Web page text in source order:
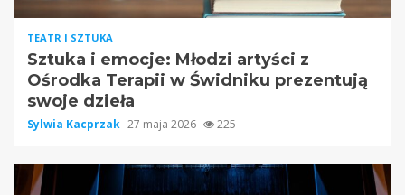
TEATR I SZTUKA
Sztuka i emocje: Młodzi artyści z
Ośrodka Terapii w Świdniku prezentują
swoje dzieła
Sylwia Kacprzak 27 maja 2026 225